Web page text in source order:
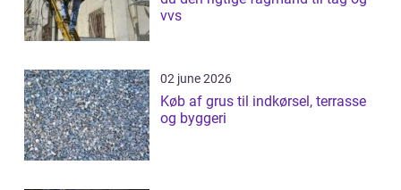
vvs
02 june 2026
Køb af grus til indkørsel, terrasse
og byggeri